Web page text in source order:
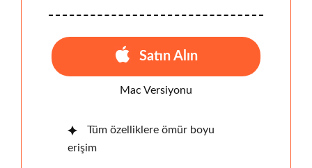
Satın Alın
Mac Versiyonu
Tüm özelliklere ömür boyu
erişim